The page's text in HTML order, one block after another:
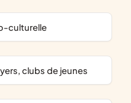
culturelle
clubs de jeunes